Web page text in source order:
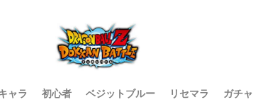
ャラ 初心者 ベジットブルー リセマラ ガチャ